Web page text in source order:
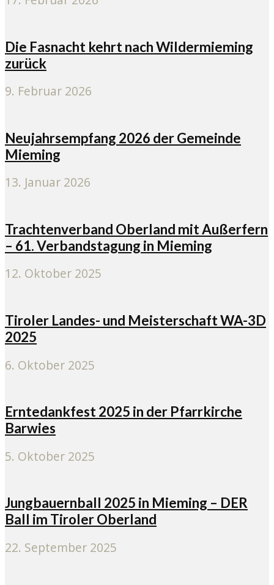
Die Fasnacht kehrt nach Wildermieming
zurück
9. Februar 2026
Neujahrsempfang 2026 der Gemeinde
Mieming
13. Januar 2026
Trachtenverband Oberland mit Außerfern
– 61. Verbandstagung in Mieming
12. Oktober 2025
Tiroler Landes- und Meisterschaft WA-3D
2025
6. Oktober 2025
Erntedankfest 2025 in der Pfarrkirche
Barwies
5. Oktober 2025
Jungbauernball 2025 in Mieming – DER
Ball im Tiroler Oberland
22. September 2025